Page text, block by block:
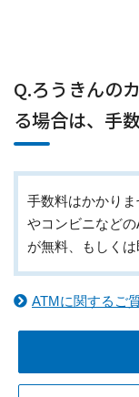
Q.ろうきんの
る場合は、手
手数料はかかり
やコンビニなど
が無料、もしく
ATMに関するご